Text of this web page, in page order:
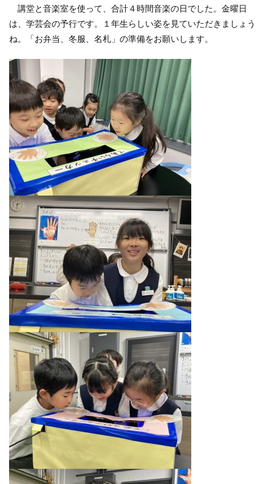
講堂と音楽室を使って、合計４時間音楽の日でした。金曜日
は、学芸会の予行です。１年生らしい姿を見ていただきましょう
ね。「お弁当、冬服、名札」の準備をお願いします。